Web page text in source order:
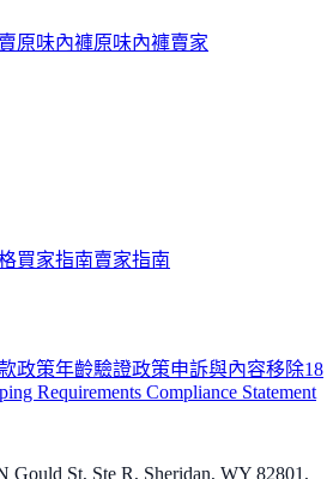
賣原味內褲原味內褲賣家
買家指南賣家指南
政策年齡驗證政策申訴與內容移除18
Requirements Compliance Statement
Gould St, Ste R, Sheridan, WY 82801,